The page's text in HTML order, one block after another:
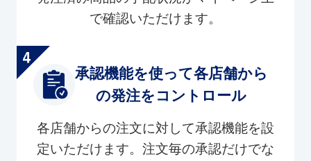
で確認いただけます。
承認機能を使って各店舗から
の発注をコントロール
各店舗からの注文に対して承認機能を設
定いただけます。注文毎の承認だけでな